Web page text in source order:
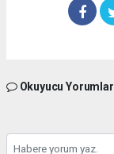
Okuyucu